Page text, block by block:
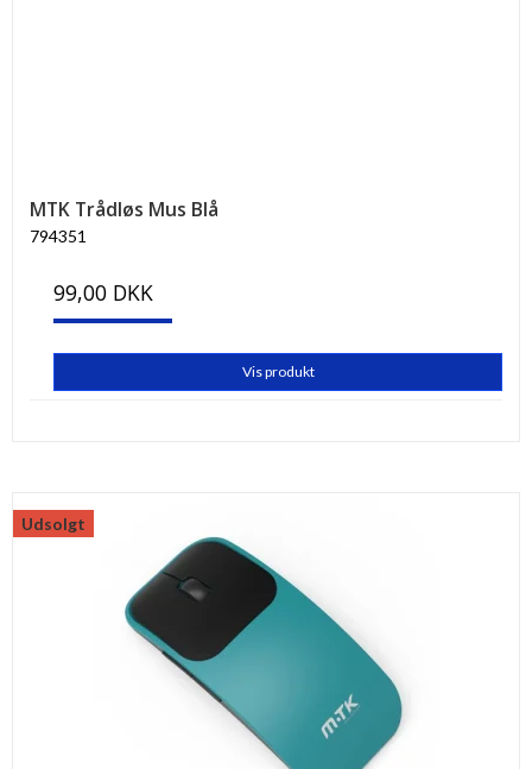
MTK Trådløs Mus Blå
794351
99,00 DKK
Vis produkt
Udsolgt